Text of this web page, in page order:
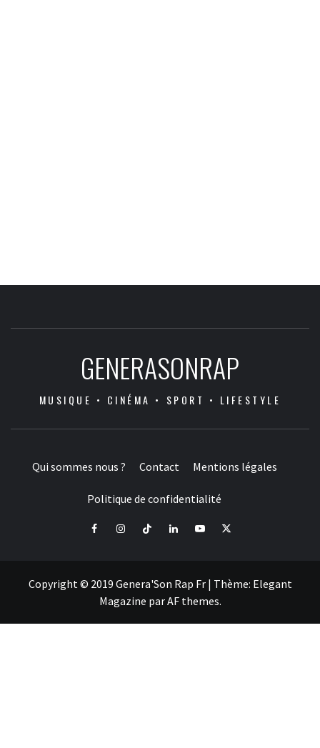
GENERASONRAP
MUSIQUE • CINÉMA • SPORT • LIFESTYLE
Qui sommes nous ? Contact Mentions légales
Politique de confidentialité
FacebookInstagramTiktok LinkedInYoutube
X
Copyright © 2019 Genera'Son Rap Fr | Thème: Elegant
Magazine parAF themes.